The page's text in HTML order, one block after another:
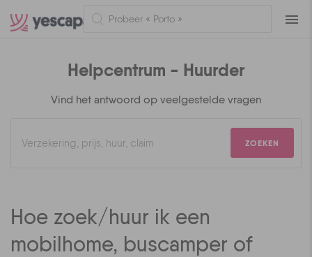
Helpcentrum - Huurder
Vind het antwoord op veelgestelde vragen
ZOEKEN
Hoe zoek/huur ik een
mobilhome, buscamper of